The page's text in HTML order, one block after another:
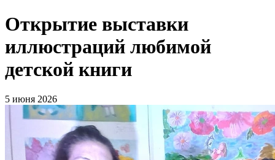
Открытие выставки
иллюстраций любимой
детской книги
5 июня 2026